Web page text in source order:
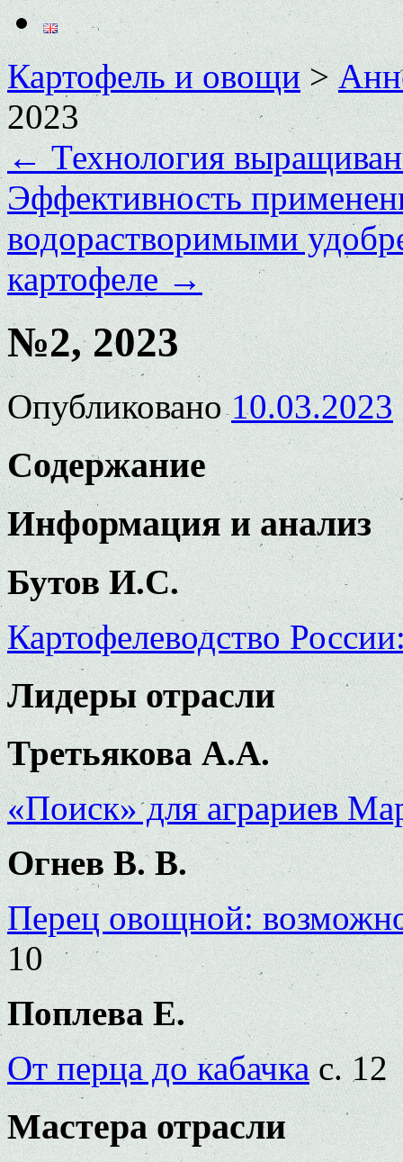
Картофель и овощи>
2023
←Технология
Эффективность
водорастворимыми
картофеле→
№2, 2023
Опубликовано 10.03.2023
Содержание
Информация и анализ
Бутов И.С.
Картофелеводство
Лидеры отрасли
Третьякова А.А.
«Поиск» для аграриев
Огнев В. В.
Перец овощной:
10
Поплева Е.
От перца до кабачкас. 12
Мастера отрасли